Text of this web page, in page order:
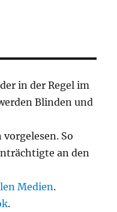
in der Regel im
Blinden und
So
an den
Medien.
.